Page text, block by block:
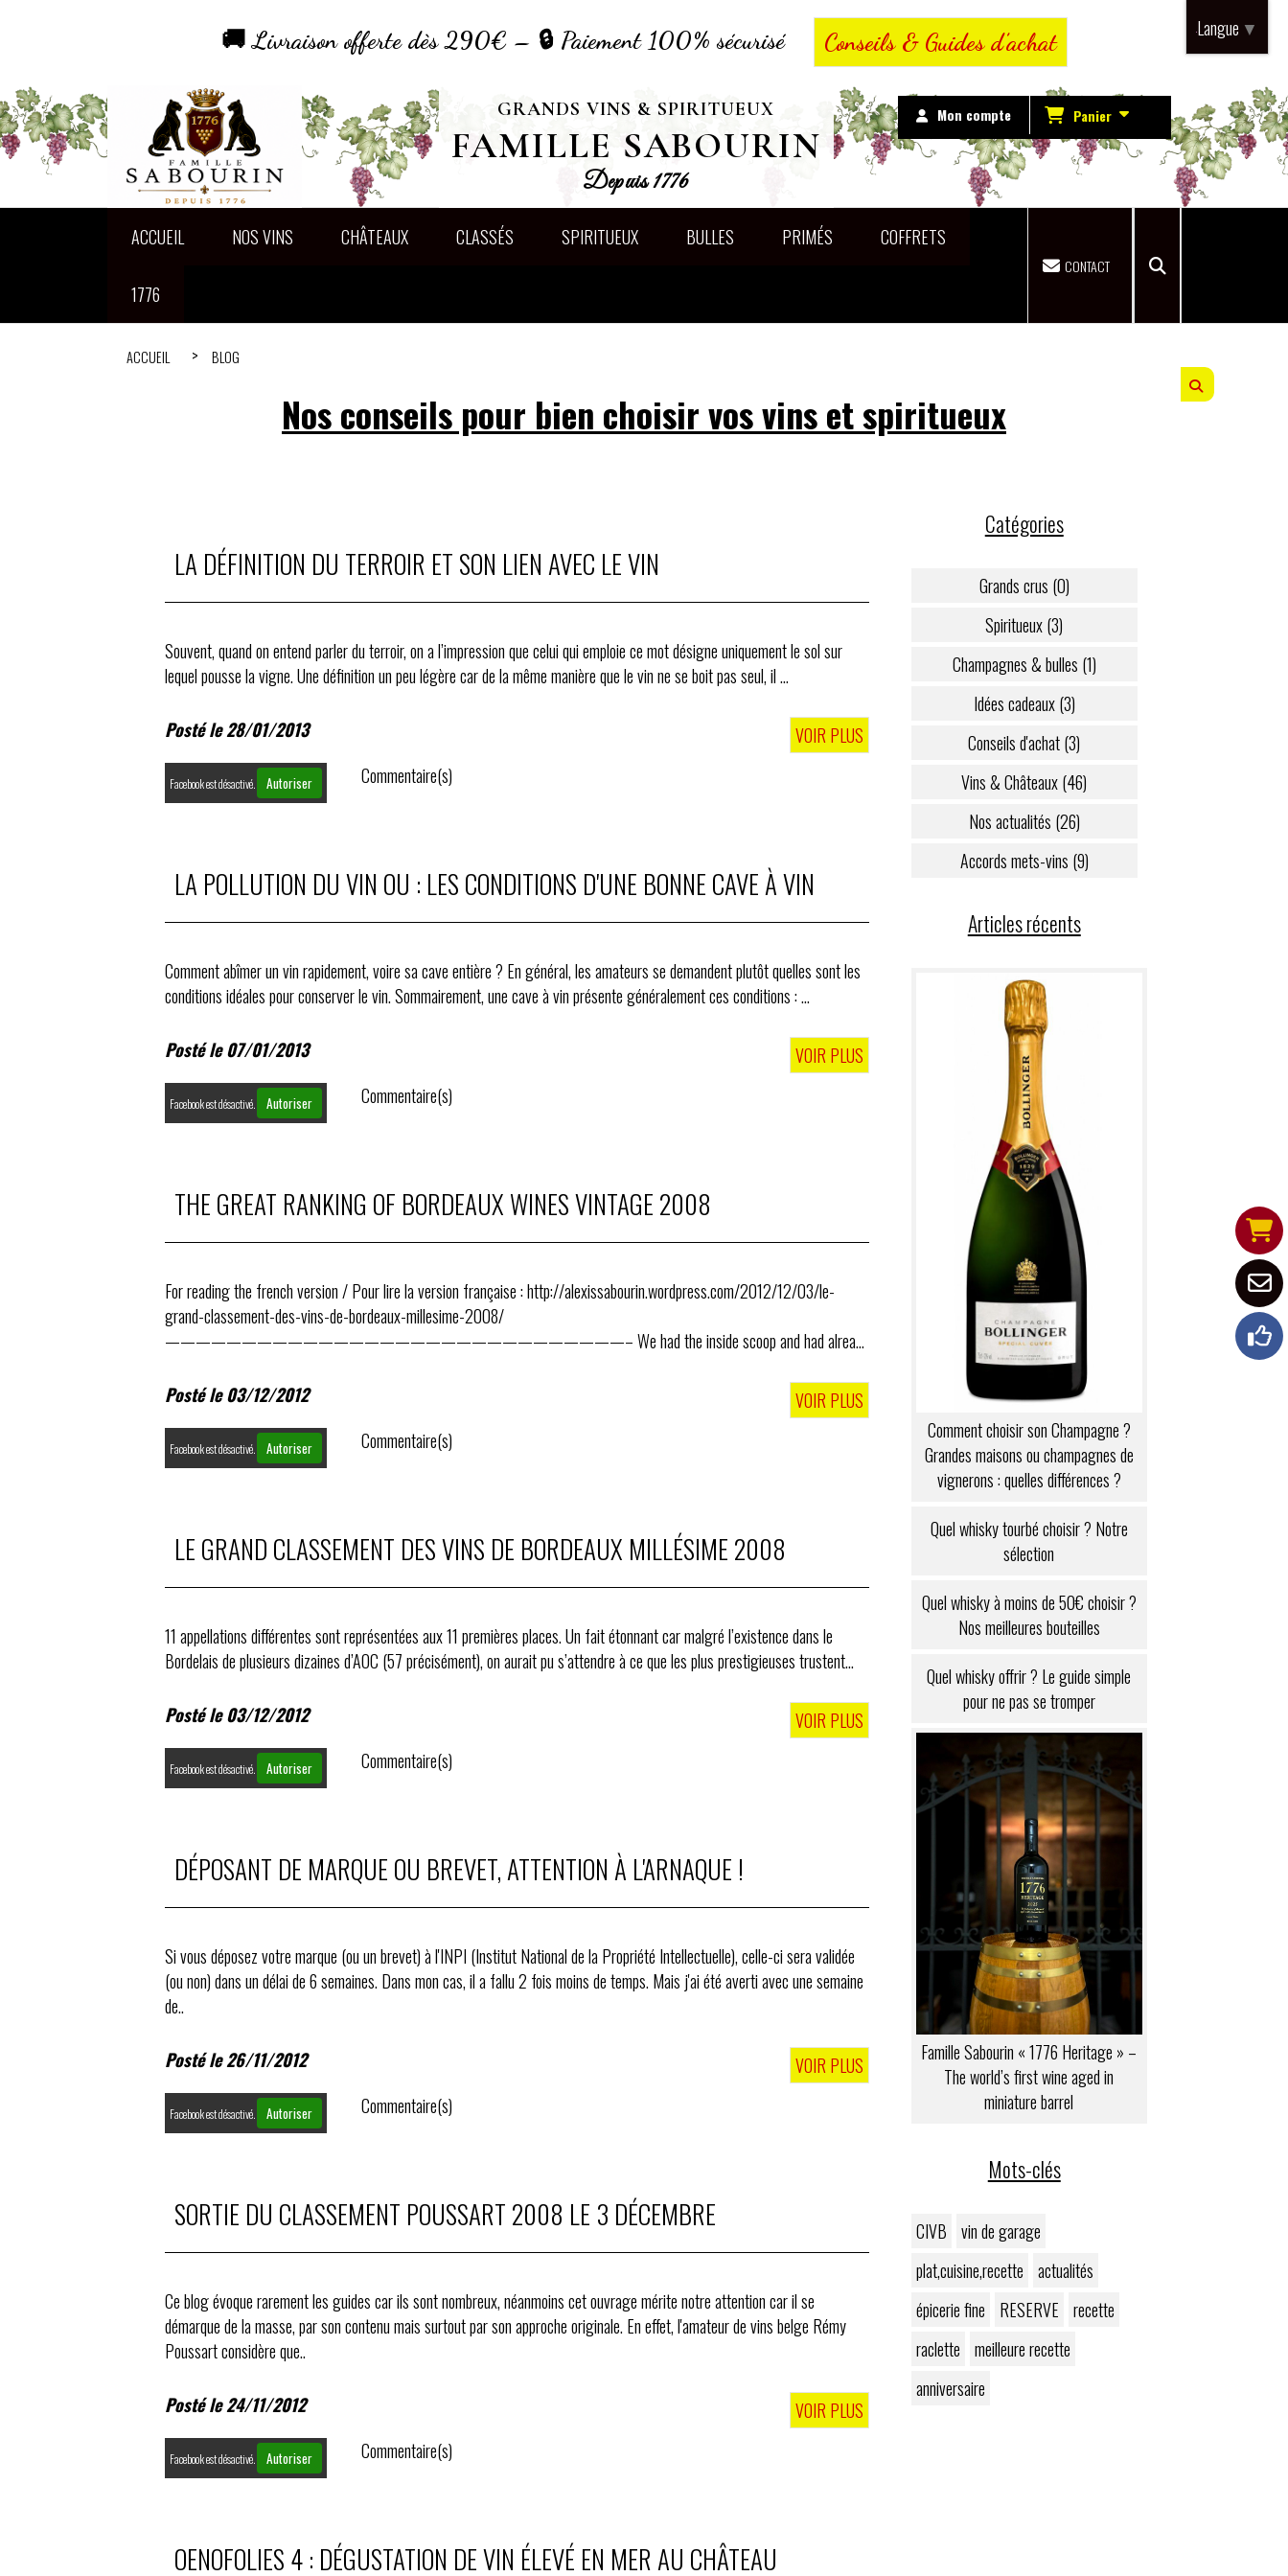
🚚 Livraison offerte dès 290€ – 🔒 Paiement 100% sécurisé Conseils & Guides d’achat
GRANDS VINS & SPIRITUEUX
FAMILLE SABOURIN
Depuis 1776
Mon compte Panier
ACCUEIL NOS VINS CHÂTEAUX CLASSÉS SPIRITUEUX BULLES PRIMÉS COFFRETS
1776
CONTACT
ACCUEIL BLOG
Nos conseils pour bien choisir vos vins et spiritueux
LA DÉFINITION DU TERROIR ET SON LIEN AVEC LE VIN
Souvent, quand on entend parler du terroir, on a l’impression que celui qui emploie ce mot désigne uniquement le sol sur
lequel pousse la vigne. Une définition un peu légère car de la même manière que le vin ne se boit pas seul, il ...
Posté le 28/01/2013 VOIR PLUS
Facebook est désactivé. Autoriser Commentaire(s)
LA POLLUTION DU VIN OU : LES CONDITIONS D'UNE BONNE CAVE À VIN
Comment abîmer un vin rapidement, voire sa cave entière ? En général, les amateurs se demandent plutôt quelles sont les
conditions idéales pour conserver le vin. Sommairement, une cave à vin présente généralement ces conditions : ...
Posté le 07/01/2013 VOIR PLUS
Facebook est désactivé. Autoriser Commentaire(s)
THE GREAT RANKING OF BORDEAUX WINES VINTAGE 2008
For reading the french version / Pour lire la version française : http://alexissabourin.wordpress.com/2012/12/03/le-
grand-classement-des-vins-de-bordeaux-millesime-2008/
——————————————————————————————– We had the inside scoop and had already
Posté le 03/12/2012
VOIR PLUS
Facebook est désactivé. Autoriser Commentaire(s)
LE GRAND CLASSEMENT DES VINS DE BORDEAUX MILLÉSIME 2008
11 appellations différentes sont représentées aux 11 premières places. Un fait étonnant car malgré l’existence dans le
Bordelais de plusieurs dizaines d’AOC (57 précisément), on aurait pu s’attendre à ce que les plus prestigieuses trustent...
Posté le 03/12/2012 VOIR PLUS
Facebook est désactivé. Autoriser Commentaire(s)
DÉPOSANT DE MARQUE OU BREVET, ATTENTION À L'ARNAQUE !
Si vous déposez votre marque (ou un brevet) à l'INPI (Institut National de la Propriété Intellectuelle), celle-ci sera validée
(ou non) dans un délai de 6 semaines. Dans mon cas, il a fallu 2 fois moins de temps. Mais j'ai été averti avec une semaine
de..
Posté le 26/11/2012 VOIR PLUS
Facebook est désactivé. Autoriser Commentaire(s)
SORTIE DU CLASSEMENT POUSSART 2008 LE 3 DÉCEMBRE
Ce blog évoque rarement les guides car ils sont nombreux, néanmoins cet ouvrage mérite notre attention car il se
démarque de la masse, par son contenu mais surtout par son approche originale. En effet, l'amateur de vins belge Rémy
Poussart considère que..
Posté le 24/11/2012 VOIR PLUS
Facebook est désactivé. Autoriser Commentaire(s)
OENOFOLIES 4 : DÉGUSTATION DE VIN ÉLEVÉ EN MER AU CHÂTEAU
Catégories
Grands crus (0)
Spiritueux (3)
Champagnes & bulles (1)
Idées cadeaux (3)
Conseils d'achat (3)
Vins & Châteaux (46)
Nos actualités (26)
Accords mets-vins (9)
Articles récents
Comment choisir son Champagne ?
Grandes maisons ou champagnes de
vignerons : quelles différences ?
Quel whisky tourbé choisir ? Notre
sélection
Quel whisky à moins de 50€ choisir ?
Nos meilleures bouteilles
Quel whisky offrir ? Le guide simple
pour ne pas se tromper
Famille Sabourin « 1776 Heritage » –
The world’s first wine aged in
miniature barrel
Mots-clés
CIVB
vin de garage
plat,cuisine,recette
actualités
épicerie fine
RESERVE
recette
raclette
meilleure recette
anniversaire
Langue ▼